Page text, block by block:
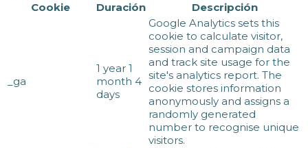
Cookie
Duración Descripción
_ga
1 year 1
month 4
days
Google Analytics sets this
cookie to calculate visitor,
session and campaign data
and track site usage for the
site's analytics report. The
cookie stores information
anonymously and assigns a
randomly generated
number to recognise unique
visitors.